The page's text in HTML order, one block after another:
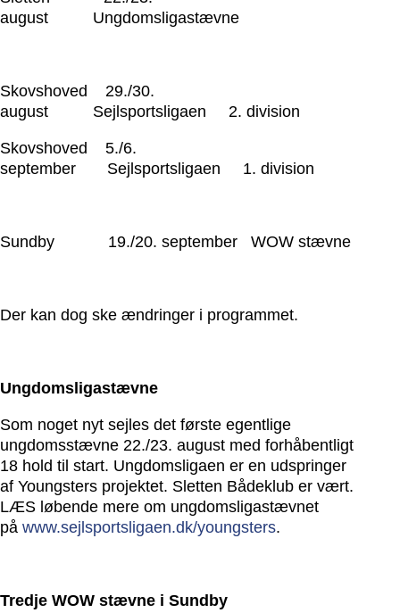
august Ungdomsligastævne
Skovshoved 29./30.
august Sejlsportsligaen 2. division
Skovshoved 5./6.
september Sejlsportsligaen 1. division
Sundby 19./20. september WOW stævne
Der kan dog ske ændringer i programmet.
Ungdomsligastævne
Som noget nyt sejles det første egentlige
ungdomsstævne 22./23. august med forhåbentligt
18 hold til start. Ungdomsligaen er en udspringer
af Youngsters projektet. Sletten Bådeklub er vært.
LÆS løbende mere om ungdomsligastævnet
på www.sejlsportsligaen.dk/youngsters.
Tredje WOW stævne i Sundby